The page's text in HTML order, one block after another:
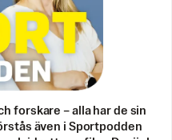
forskare – alla har de sin
även i Sportpodden